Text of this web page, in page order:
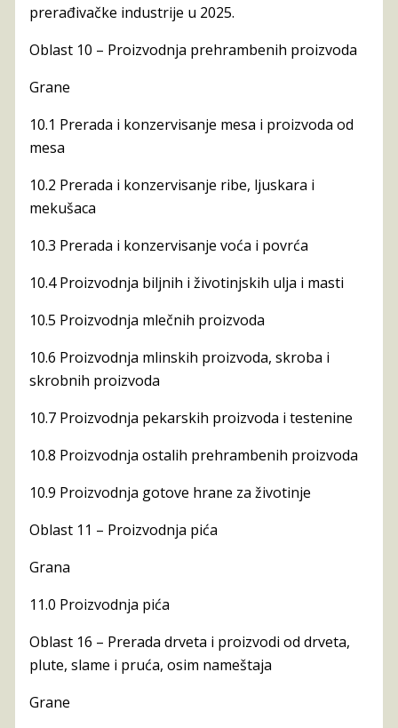
prerađivačke industrije u 2025.
Oblast 10 – Proizvodnja prehrambenih proizvoda
Grane
10.1 Prerada i konzervisanje mesa i proizvoda od
mesa
10.2 Prerada i konzervisanje ribe, ljuskara i
mekušaca
10.3 Prerada i konzervisanje voća i povrća
10.4 Proizvodnja biljnih i životinjskih ulja i masti
10.5 Proizvodnja mlečnih proizvoda
10.6 Proizvodnja mlinskih proizvoda, skroba i
skrobnih proizvoda
10.7 Proizvodnja pekarskih proizvoda i testenine
10.8 Proizvodnja ostalih prehrambenih proizvoda
10.9 Proizvodnja gotove hrane za životinje
Oblast 11 – Proizvodnja pića
Grana
11.0 Proizvodnja pića
Oblast 16 – Prerada drveta i proizvodi od drveta,
plute, slame i pruća, osim nameštaja
Grane